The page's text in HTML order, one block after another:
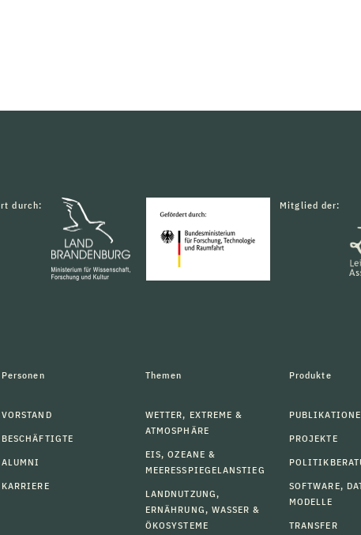
durch: Mitglied der:
Personen
VORSTAND
BESCHÄFTIGTE
ALUMNI
KARRIERE
Themen
WETTER, EXTREME &
ATMOSPHÄRE
EIS, OZEANE &
MEERESSPIEGELANSTIEG
LANDNUTZUNG,
ERNÄHRUNG, WASSER &
ÖKOSYSTEME
Produkte
PROJEKTE
SOFTWARE,
MODELLE
TRANSFER